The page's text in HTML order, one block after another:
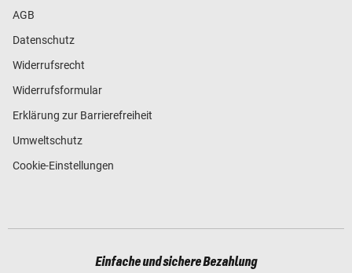
AGB
Datenschutz
Widerrufsrecht
Widerrufsformular
Erklärung zur Barrierefreiheit
Umweltschutz
Cookie-Einstellungen
Einfache und sichere Bezahlung